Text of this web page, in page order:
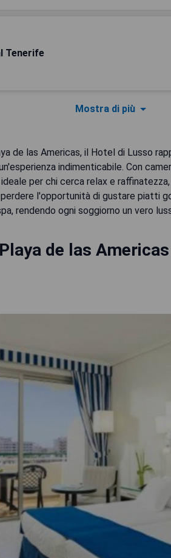
Tenerife
Mostra di più
de las Americas, il Hotel di Lusso
indimenticabile. Con
per chi cerca relax e
l'opportunità di gustare piatti
rendendo ogni soggiorno un vero
de las